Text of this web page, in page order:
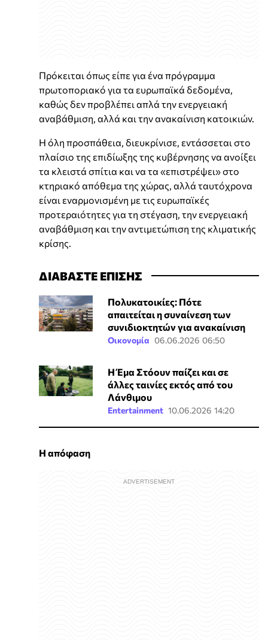
Πρόκειται όπως είπε για ένα πρόγραμμα
πρωτοποριακό για τα ευρωπαϊκά δεδομένα,
καθώς δεν προβλέπει απλά την ενεργειακή
αναβάθμιση, αλλά και την ανακαίνιση κατοικιών.
Η όλη προσπάθεια, διευκρίνισε, εντάσσεται στο
πλαίσιο της επιδίωξης της κυβέρνησης να ανοίξει
τα κλειστά σπίτια και να τα «επιστρέψει» στο
κτηριακό απόθεμα της χώρας, αλλά ταυτόχρονα
είναι εναρμονισμένη με τις ευρωπαϊκές
προτεραιότητες για τη στέγαση, την ενεργειακή
αναβάθμιση και την αντιμετώπιση της κλιματικής
κρίσης.
ΔΙΑΒΑΣΤΕ ΕΠΙΣΗΣ
Πολυκατοικίες: Πότε
απαιτείται η συναίνεση των
συνιδιοκτητών για ανακαίνιση
Οικονομία 06.06.2026 06:50
Η Έμα Στόουν παίζει και σε
άλλες ταινίες εκτός από του
Λάνθιμου
Entertainment 10.06.2026 14:20
Η απόφαση